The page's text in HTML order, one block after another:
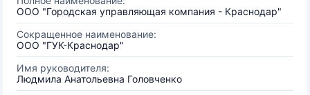
ООО "Городская управляющая компания - Краснодар"
Сокращенное наименование:
ООО "ГУК-Краснодар"
Имя руководителя:
Людмила Анатольевна Головченко